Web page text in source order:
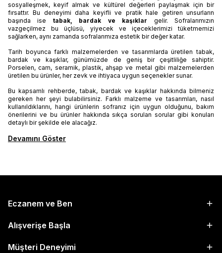
sosyalleşmek, keyif almak ve kültürel değerleri paylaşmak için bir
fırsattır. Bu deneyimi daha keyifli ve pratik hale getiren unsurların
başında ise tabak, bardak ve kaşıklar gelir. Sofralarımızın
vazgeçilmez bu üçlüsü, yiyecek ve içeceklerimizi tüketmemizi
sağlarken, aynı zamanda sofralarımıza estetik bir değer katar.
Tarih boyunca farklı malzemelerden ve tasarımlarda üretilen tabak,
bardak ve kaşıklar, günümüzde de geniş bir çeşitliliğe sahiptir.
Porselen, cam, seramik, plastik, ahşap ve metal gibi malzemelerden
üretilen bu ürünler, her zevk ve ihtiyaca uygun seçenekler sunar.
Bu kapsamlı rehberde, tabak, bardak ve kaşıklar hakkında bilmeniz
gereken her şeyi bulabilirsiniz. Farklı malzeme ve tasarımları, nasıl
kullanıldıklarını, hangi ürünlerin sofranız için uygun olduğunu, bakım
önerilerini ve bu ürünler hakkında sıkça sorulan sorular gibi konuları
detaylı bir şekilde ele alacağız.
Devamını Göster
Eczanem ve Ben
Alışverişe Başla
Müşteri Deneyimi